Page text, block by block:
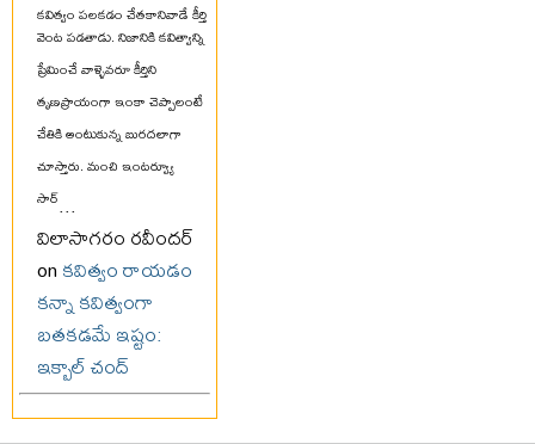
కవిత్వం పలకడం చేతకానివాడే కీర్తి
వెంట పడతాడు. నిజానికి కవిత్వాన్ని
ప్రేమించే వాళ్ళెవరూ కీర్తిని
తృణప్రాయంగా ఇంకా చెప్పాలంటే
చేతికి అంటుకున్న బురదలాగా
చూస్తారు. మంచి ఇంటర్వ్యూ
సార్...
విలాసాగరం రవీందర్
onకవిత్వం రాయడం
కన్నా కవిత్వంగా
బతకడమే ఇష్టం:
ఇక్బాల్ చంద్